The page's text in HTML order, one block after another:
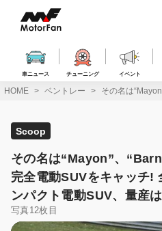
ス
車ニュース チューニング イベント
HOME ベントレー その名は
Scoop
その名は“Mayon”、
完全電動SUVをキャッチ!
ンパクト電動SUV、量産
写真12枚目